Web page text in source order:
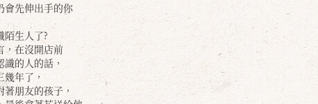
會先伸出手的你
陌生人了?
，在沒開店前
的人的話，
年了，
朋友的孩子，